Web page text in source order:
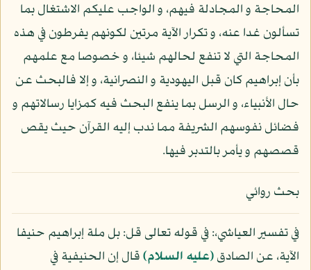
المحاجة و المجادلة فيهم، و الواجب عليكم الاشتغال بما
تسألون غدا عنه، و تكرار الآية مرتين لكونهم يفرطون في هذه
المحاجة التي لا تنفع لحالهم شيئا، و خصوصا مع علمهم
بأن إبراهيم كان قبل اليهودية و النصرانية، و إلا فالبحث عن
حال الأنبياء، و الرسل بما ينفع البحث فيه كمزايا رسالاتهم و
فضائل نفوسهم الشريفة مما ندب إليه القرآن حيث يقص
قصصهم و يأمر بالتدبر فيها.
بحث روائي
في تفسير العياشي،: في قوله تعالى قل: بل ملة إبراهيم حنيفا
الآية، عن الصادق(عليه السلام)قال إن الحنيفية في